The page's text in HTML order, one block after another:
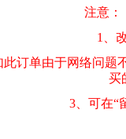
意：
改变商品数量
如此订单由
买的邮品的“
3、可在“
式告之